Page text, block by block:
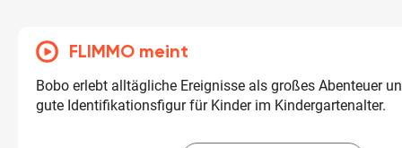
FLIMMO meint
Bobo erlebt alltägliche Ereignisse als großes Abenteuer
gute Identifikationsfigur für Kinder im Kindergartenalter.